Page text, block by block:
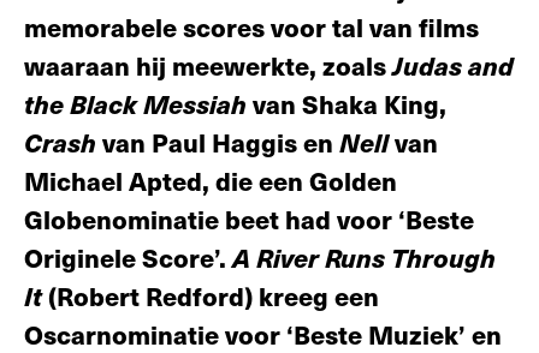
memorabele scores voor tal van films
waaraan hij meewerkte, zoalsJudas and
the Black Messiah van Shaka King,
Crash van Paul Haggis en Nellvan
Michael Apted, die een Golden
Globenominatie beet had voor ‘Beste
Originele Score’.A River Runs Through
It(Robert Redford) kreeg een
Oscarnominatie voor ‘Beste Muziek’ en